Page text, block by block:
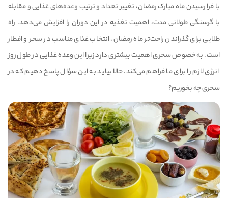
با فرا رسیدن ماه مبارک رمضان، تغییر تعداد و ترتیب وعده‌های غذایی و مقابله
با گرسنگی طولانی مدت، اهمیت تغذیه در این دوران را افزایش می‌دهد. راه
طلایی برای گذراندن راحت‌تر ماه رمضان، انتخاب غذای مناسب در سحر و افطار
است. به خصوص سحری اهمیت بیشتری دارد زیرا این وعده غذایی در طول روز
انرژی لازم را برای ما فراهم می‌کند. حالا بیاید به این سؤال پاسخ دهیم که در
سحری چه بخوریم؟